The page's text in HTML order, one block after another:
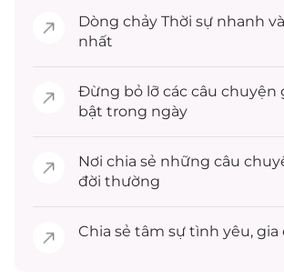
Dòng chảy Thời sự nhanh
nhất
Đừng bỏ lỡ các câu chuyện
bật trong ngày
Nơi chia sẻ những câu
đời thường
Chia sẻ tâm sự tình yêu, gia